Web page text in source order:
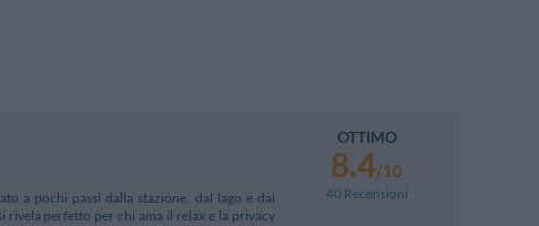
a pochi passi dalla stazione, dal lago e dai
perfetto per chi ama il relax e la privacy
OTTIMO
8.4/10
40 Recensioni